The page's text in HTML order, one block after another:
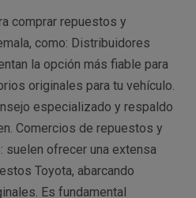
comprar repuestos y
como: Distribuidores
la opción más fiable para
originales para tu vehículo.
especializado y respaldo
Comercios de repuestos y
ofrecer una extensa
Toyota, abarcando
Es fundamental